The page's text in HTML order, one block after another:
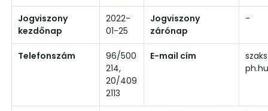
Jogviszony
kezdőnap
2022-
01-25
Jogviszony
zárónap
-
Telefonszám
96/500
214,
20/409
2113
E-mail cím
ph.hu